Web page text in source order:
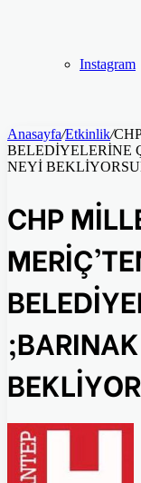
Instagram
Anasayfa/Etkinlik/
BELEDİYELERİNE
NEYİ
CHP